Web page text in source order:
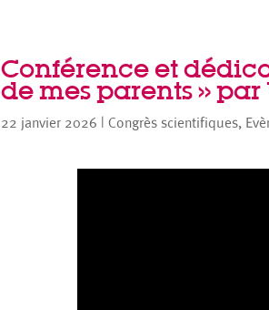
Conférence et
de mes parents »
22 janvier 2026 |Congrès scientifiques,